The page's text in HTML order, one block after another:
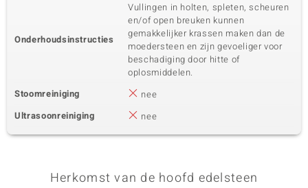
Onderhoudsinstructies
Vullingen in holten, spleten, scheuren
en/of open breuken kunnen
gemakkelijker krassen maken dan de
moedersteen en zijn gevoeliger voor
beschadiging door hitte of
oplosmiddelen.
Stoomreiniging
nee
Ultrasoonreiniging
nee
Herkomst van de hoofd edelsteen